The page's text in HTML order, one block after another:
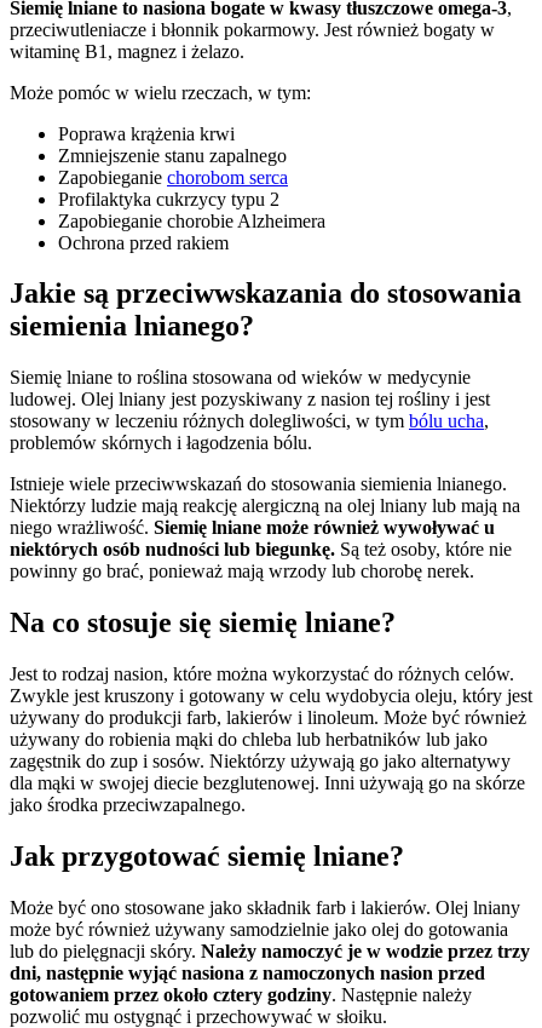
Siemię lniane to nasiona bogate w kwasy tłuszczowe omega-3,
przeciwutleniacze i błonnik pokarmowy. Jest również bogaty w
witaminę B1, magnez i żelazo.
Może pomóc w wielu rzeczach, w tym:
Poprawa krążenia krwi
Zmniejszenie stanu zapalnego
Zapobieganie chorobom serca
Profilaktyka cukrzycy typu 2
Zapobieganie chorobie Alzheimera
Ochrona przed rakiem
Jakie są przeciwwskazania do stosowania
siemienia lnianego?
Siemię lniane to roślina stosowana od wieków w medycynie
ludowej. Olej lniany jest pozyskiwany z nasion tej rośliny i jest
stosowany w leczeniu różnych dolegliwości, w tym bólu ucha,
problemów skórnych i łagodzenia bólu.
Istnieje wiele przeciwwskazań do stosowania siemienia lnianego.
Niektórzy ludzie mają reakcję alergiczną na olej lniany lub mają na
niego wrażliwość. Siemię lniane może również wywoływać u
niektórych osób nudności lub biegunkę. Są też osoby, które nie
powinny go brać, ponieważ mają wrzody lub chorobę nerek.
Na co stosuje się siemię lniane?
Jest to rodzaj nasion, które można wykorzystać do różnych celów.
Zwykle jest kruszony i gotowany w celu wydobycia oleju, który jest
używany do produkcji farb, lakierów i linoleum. Może być również
używany do robienia mąki do chleba lub herbatników lub jako
zagęstnik do zup i sosów. Niektórzy używają go jako alternatywy
dla mąki w swojej diecie bezglutenowej. Inni używają go na skórze
jako środka przeciwzapalnego.
Jak przygotować siemię lniane?
Może być ono stosowane jako składnik farb i lakierów. Olej lniany
może być również używany samodzielnie jako olej do gotowania
lub do pielęgnacji skóry. Należy namoczyć je w wodzie przez trzy
dni, następnie wyjąć nasiona z namoczonych nasion przed
gotowaniem przez około cztery godziny. Następnie należy
pozwolić mu ostygnąć i przechowywać w słoiku.